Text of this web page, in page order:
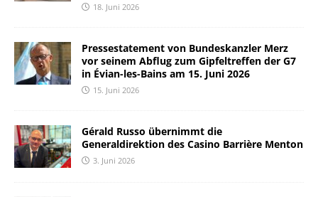
18. Juni 2026
Pressestatement von Bundeskanzler Merz
vor seinem Abflug zum Gipfeltreffen der G7
in Évian-les-Bains am 15. Juni 2026
15. Juni 2026
Gérald Russo übernimmt die
Generaldirektion des Casino Barrière Menton
3. Juni 2026